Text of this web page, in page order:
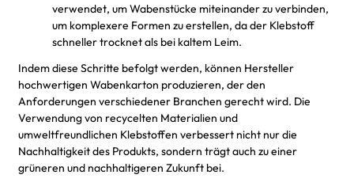
verwendet, um Wabenstücke miteinander zu verbinden,
um komplexere Formen zu erstellen, da der Klebstoff
schneller trocknet als bei kaltem Leim.
Indem diese Schritte befolgt werden, können Hersteller
hochwertigen Wabenkarton produzieren, der den
Anforderungen verschiedener Branchen gerecht wird. Die
Verwendung von recycelten Materialien und
umweltfreundlichen Klebstoffen verbessert nicht nur die
Nachhaltigkeit des Produkts, sondern trägt auch zu einer
grüneren und nachhaltigeren Zukunft bei.